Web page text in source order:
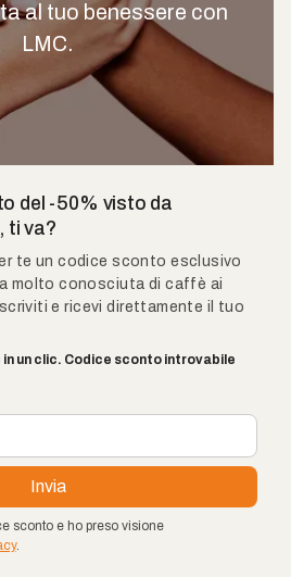
al tuo benessere con
LMC.
del -50% visto da
ti va?
te un codice sconto esclusivo
molto conosciuta di caffè ai
e ricevi direttamente il tuo
un clic. Codice sconto introvabile
sconto e ho preso visione
.